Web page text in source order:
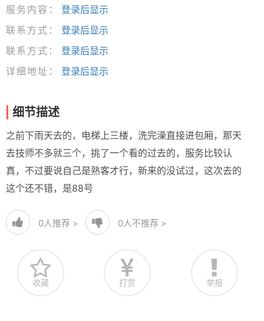
服务内容：
登录后显示
联系方式：
登录后显示
联系方式：
登录后显示
详细地址：
登录后显示
细节描述
之前下雨天去的，电梯上三楼，洗完澡直接进包厢，那天
去技师不多就三个，挑了一个看的过去的，服务比较认
真，不过要说自己是熟客才行，新来的没试过，这次去的
这个还不错，是88号
0人推荐 > 0人不推荐 >
收藏 打赏 举报